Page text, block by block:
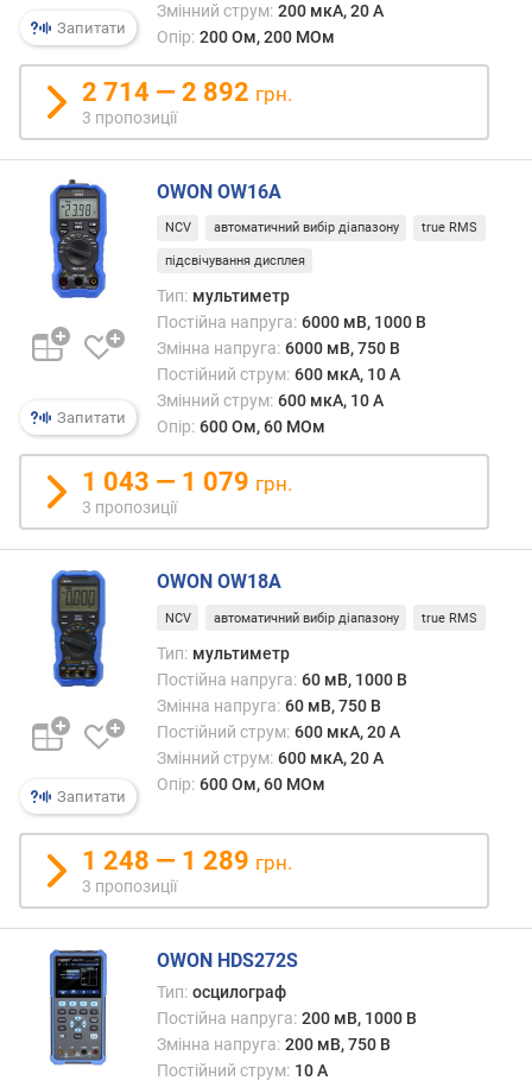
р
н
і
с
т
ю
в
і
д
д
е
е
в
х
д
д
о
г
и
х
в
і
д
о
р
о
г
и
х
о
д
е
ш
е
Запитати
Змінний струм: 200 мкА, 20 А
Опір: 200 Ом, 200 МОм
2 714 — 2 892 грн.
3 пропозиції
Запитати
OWON OW16A
NCV автоматичний вибір діапазону true RMS
підсвічування дисплея
Тип: мультиметр
Постійна напруга: 6000 мВ, 1000 В
Змінна напруга: 6000 мВ, 750 В
Постійний струм: 600 мкА, 10 А
Змінний струм: 600 мкА, 10 А
Опір: 600 Ом, 60 МОм
1 043 — 1 079 грн.
3 пропозиції
Запитати
OWON OW18A
NCV автоматичний вибір діапазону true RMS
Тип: мультиметр
Постійна напруга: 60 мВ, 1000 В
Змінна напруга: 60 мВ, 750 В
Постійний струм: 600 мкА, 20 А
Змінний струм: 600 мкА, 20 А
Опір: 600 Ом, 60 МОм
1 248 — 1 289 грн.
3 пропозиції
OWON HDS272S
Тип: осцилограф
Постійна напруга: 200 мВ, 1000 В
Змінна напруга: 200 мВ, 750 В
Постійний струм: 10 А